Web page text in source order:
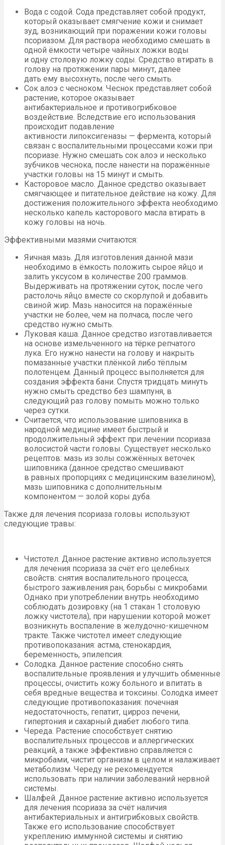
Вода с содой. Сода представляет собой продукт,
который оказывает смягчение кожи и снимает
зуд, возникающий при поражении кожи головы
псориазом. Для раствора необходимо смешать в
одной ёмкости четыре чайных ложки воды
и одну столовую ложку соды. Средство втирать в
голову на протяжении пары минут, далее
дать ему высохнуть, после чего смыть.
Сок алоэ с чесноком. Чеснок представляет собой
растение, которое оказывает
антибактериальное и противогрибковое
воздействие. Вследствие его использования
происходит подавление
активности липоксигеназы — фермента, который
связан с воспалительными процессами кожи при
псориазе. Нужно смешать сок алоэ и несколько
зубчиков чеснока, после нанести на поражённые
участки головы на 15 минут и смыть.
Касторовое масло. Данное средство оказывает
смягчающее и питательное действие на кожу. Для
достижения положительного эффекта необходимо
несколько капель касторового масла втирать в
кожу головы на ночь.
Эффективными мазями считаются:
Яичная мазь. Для изготовления данной мази
необходимо в ёмкость положить сырое яйцо и
залить уксусом в количестве 200 граммов.
Выдерживать на протяжении суток, после чего
растолочь яйцо вместе со скорлупой и добавить
свиной жир. Мазь наносится на поражённые
участки не более, чем на полчаса, после чего
средство нужно смыть.
Луковая каша. Данное средство изготавливается
на основе измельченного на тёрке репчатого
лука. Его нужно нанести на голову и накрыть
помазанные участки плёнкой либо тёплым
полотенцем. Данный процесс выполняется для
создания эффекта бани. Спустя тридцать минуть
нужно смыть средство без шампуня, в
следующий раз голову помыть можно только
через сутки.
Считается, что использование шиповника в
народной медицине имеет быстрый и
продолжительный эффект при лечении псориаза
волосистой части головы. Существует несколько
рецептов: мазь из золы сожжённых веточек
шиповника (данное средство смешивают
в равных пропорциях с медицинским вазелином),
мазь шиповника с дополнительным
компонентом — золой коры дуба.
Также для лечения псориаза головы используют
следующие травы:
Чистотел. Данное растение активно используется
для лечения псориаза за счёт его целебных
свойств: снятия воспалительного процесса,
быстрого заживления ран, борьбы с микробами.
Однако при употреблении внутрь необходимо
соблюдать дозировку (на 1 стакан 1 столовую
ложку чистотела), при нарушении которой может
возникнуть воспаление в желудочно-кишечном
тракте. Также чистотел имеет следующие
противопоказания: астма, стенокардия,
беременность, эпилепсия.
Солодка. Данное растение способно снять
воспалительные проявления и улучшить обменные
процессы, очистить кожу больного и впитать в
себя вредные вещества и токсины. Солодка имеет
следующие противопоказания: почечная
недостаточность, гепатит, цирроз печени,
гипертония и сахарный диабет любого типа.
Череда. Растение способствует снятию
воспалительных процессов и аллергических
реакций, а также эффективно справляется с
микробами, чистит организм в целом и налаживает
метаболизм. Череду не рекомендуется
использовать при наличии заболеваний нервной
системы.
Шалфей. Данное растение активно используется
для лечения псориаза за счёт наличия
антибактериальных и антигрибковых свойств.
Также его использование способствует
укреплению иммунной системы и снятию